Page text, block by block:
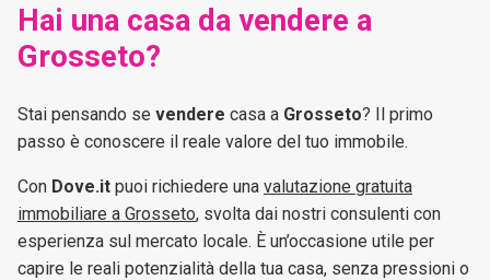
Hai una casa da vendere a
Grosseto?
Stai pensando se vendere casa a Grosseto? Il primo
passo è conoscere il reale valore del tuo immobile.
Con Dove.it puoi richiedere una valutazione gratuita
immobiliare a Grosseto, svolta dai nostri consulenti con
esperienza sul mercato locale. È un’occasione utile per
capire le reali potenzialità della tua casa, senza pressioni o